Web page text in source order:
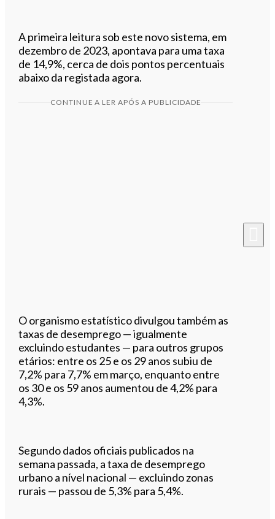
A primeira leitura sob este novo sistema, em
dezembro de 2023, apontava para uma taxa
de 14,9%, cerca de dois pontos percentuais
abaixo da registada agora.
CONTINUE A LER APÓS A PUBLICIDADE
O organismo estatístico divulgou também as
taxas de desemprego — igualmente
excluindo estudantes — para outros grupos
etários: entre os 25 e os 29 anos subiu de
7,2% para 7,7% em março, enquanto entre
os 30 e os 59 anos aumentou de 4,2% para
4,3%.
Segundo dados oficiais publicados na
semana passada, a taxa de desemprego
urbano a nível nacional — excluindo zonas
rurais — passou de 5,3% para 5,4%.